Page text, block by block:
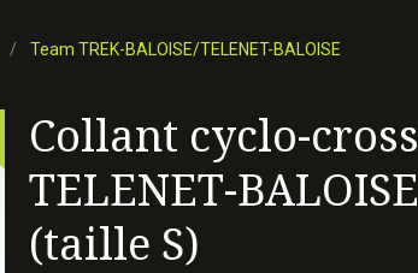
Team TREK-BALOISE/TELENET-BALOISE
Collant cyclo-cross
TELENET-BALOISE
(taille S)